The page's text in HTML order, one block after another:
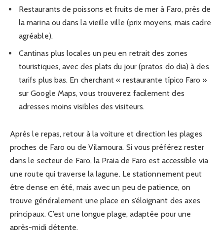
Restaurants de poissons et fruits de mer à Faro, près de
la marina ou dans la vieille ville (prix moyens, mais cadre
agréable).
Cantinas plus locales un peu en retrait des zones
touristiques, avec des plats du jour (pratos do dia) à des
tarifs plus bas. En cherchant « restaurante típico Faro »
sur Google Maps, vous trouverez facilement des
adresses moins visibles des visiteurs.
Après le repas, retour à la voiture et direction les plages
proches de Faro ou de Vilamoura. Si vous préférez rester
dans le secteur de Faro, la Praia de Faro est accessible via
une route qui traverse la lagune. Le stationnement peut
être dense en été, mais avec un peu de patience, on
trouve généralement une place en s’éloignant des axes
principaux. C’est une longue plage, adaptée pour une
après-midi détente.